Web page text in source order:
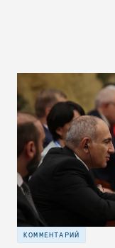
КОММЕНТАРИЙ